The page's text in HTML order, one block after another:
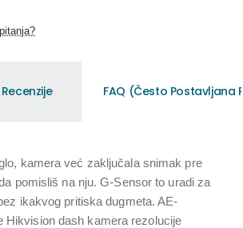
Recenzije FAQ (Često Postavljana
kamera već zaključala snimak pre
pomisliš na nju. G-Sensor to uradi za
ikakvog pritiska dugmeta. AE-
Hikvision dash kamera rezolucije